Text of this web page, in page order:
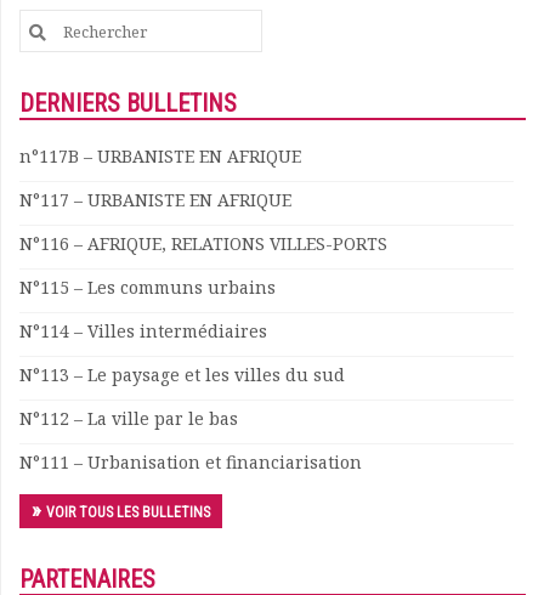
Search
for:
DERNIERS BULLETINS
n°117B – URBANISTE EN AFRIQUE
N°117 – URBANISTE EN AFRIQUE
N°116 – AFRIQUE, RELATIONS VILLES-PORTS
N°115 – Les communs urbains
N°114 – Villes intermédiaires
N°113 – Le paysage et les villes du sud
N°112 – La ville par le bas
N°111 – Urbanisation et financiarisation
VOIR TOUS LES BULLETINS
PARTENAIRES